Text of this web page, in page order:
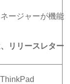
ージャーが機能
リリースレター